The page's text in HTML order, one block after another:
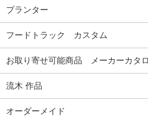
プランター
フードトラック カスタム
お取り寄せ可能商品 メーカーカタ
流木 作品
オーダーメイド